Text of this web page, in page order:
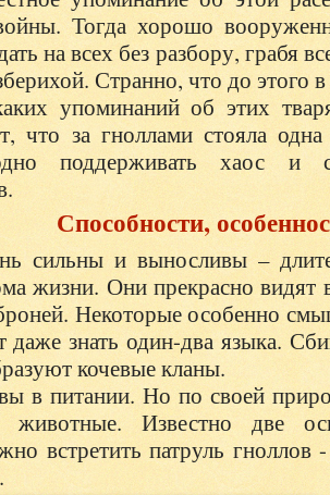
Тогда хорошо
на всех без разбору, грабя
Странно, что до этого
упоминаний об этих
что за гноллами стояла
поддерживать хаос и
Способности,
сильны и выносливы –
жизни. Они прекрасно видят
Некоторые особенно
даже знать один-два языка.
кочевые кланы.
в питании. Но по своей
животные. Известно две
встретить патруль